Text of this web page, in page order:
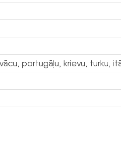
portugāļu, krievu, turku,